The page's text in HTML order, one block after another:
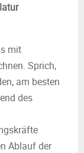
mit
Sprich,
am besten
des
Ablauf der